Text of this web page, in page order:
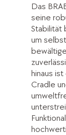
Das
seine
Stabilität
um
hinaus
Cradle